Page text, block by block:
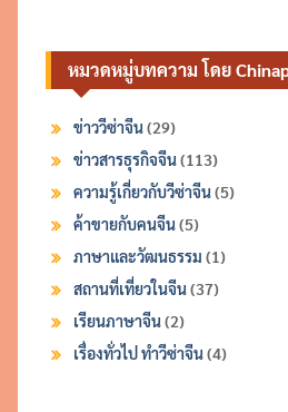
หมวดหมู่บทความ โดย
ข่าววีซ่าจีน(29)
ข่าวสารธุรกิจจีน(113)
ความรู้เกี่ยวกับวีซ่าจีน(5)
ค้าขายกับคนจีน(5)
ภาษาและวัฒนธรรม (1)
สถานที่เที่ยวในจีน(37)
เรียนภาษาจีน(2)
เรื่องทั่วไป ทำวีซ่าจีน(4)